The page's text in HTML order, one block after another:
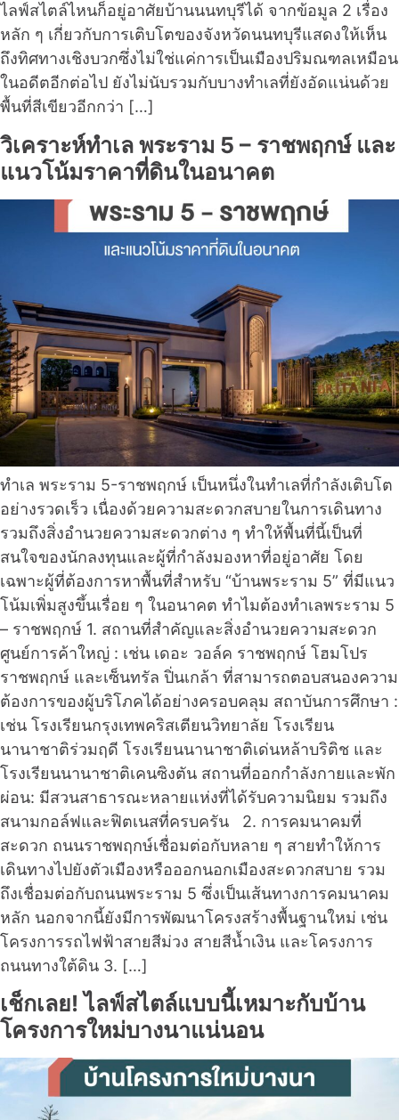
ไลฟ์สไตล์ไหนก็อยู่อาศัยบ้านนนทบุรีได้ จากข้อมูล 2 เรื่อง
หลัก ๆ เกี่ยวกับการเติบโตของจังหวัดนนทบุรีแสดงให้เห็น
ถึงทิศทางเชิงบวกซึ่งไม่ใช่แค่การเป็นเมืองปริมณฑลเหมือน
ในอดีตอีกต่อไป ยังไม่นับรวมกับบางทำเลที่ยังอัดแน่นด้วย
พื้นที่สีเขียวอีกกว่า […]
วิเคราะห์ทำเล พระราม 5 – ราชพฤกษ์ และ
แนวโน้มราคาที่ดินในอนาคต
ทำเล พระราม 5-ราชพฤกษ์ เป็นหนึ่งในทำเลที่กำลังเติบโต
อย่างรวดเร็ว เนื่องด้วยความสะดวกสบายในการเดินทาง
รวมถึงสิ่งอำนวยความสะดวกต่าง ๆ ทำให้พื้นที่นี้เป็นที่
สนใจของนักลงทุนและผู้ที่กำลังมองหาที่อยู่อาศัย โดย
เฉพาะผู้ที่ต้องการหาพื้นที่สำหรับ “บ้านพระราม 5” ที่มีแนว
โน้มเพิ่มสูงขึ้นเรื่อย ๆ ในอนาคต ทำไมต้องทำเลพระราม 5
– ราชพฤกษ์ 1. สถานที่สำคัญและสิ่งอำนวยความสะดวก
ศูนย์การค้าใหญ่ : เช่น เดอะ วอล์ค ราชพฤกษ์ โฮมโปร
ราชพฤกษ์ และเซ็นทรัล ปิ่นเกล้า ที่สามารถตอบสนองความ
ต้องการของผู้บริโภคได้อย่างครอบคลุม สถาบันการศึกษา :
เช่น โรงเรียนกรุงเทพคริสเตียนวิทยาลัย โรงเรียน
นานาชาติร่วมฤดี โรงเรียนนานาชาติเด่นหล้าบริติช และ
โรงเรียนนานาชาติเคนซิงตัน สถานที่ออกกำลังกายและพัก
ผ่อน: มีสวนสาธารณะหลายแห่งที่ได้รับความนิยม รวมถึง
สนามกอล์ฟและฟิตเนสที่ครบครัน 2. การคมนาคมที่
สะดวก ถนนราชพฤกษ์เชื่อมต่อกับหลาย ๆ สายทำให้การ
เดินทางไปยังตัวเมืองหรือออกนอกเมืองสะดวกสบาย รวม
ถึงเชื่อมต่อกับถนนพระราม 5 ซึ่งเป็นเส้นทางการคมนาคม
หลัก นอกจากนี้ยังมีการพัฒนาโครงสร้างพื้นฐานใหม่ เช่น
โครงการรถไฟฟ้าสายสีม่วง สายสีน้ำเงิน และโครงการ
ถนนทางใต้ดิน 3. […]
เช็กเลย! ไลฟ์สไตล์แบบนี้เหมาะกับบ้าน
โครงการใหม่บางนาแน่นอน